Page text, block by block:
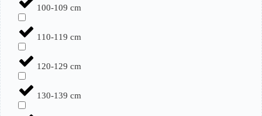
100-109 cm
110-119 cm
120-129 cm
130-139 cm